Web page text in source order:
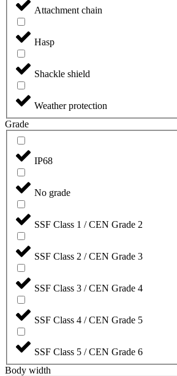
Attachment chain
Hasp
Shackle shield
Weather protection
Grade
IP68
No grade
SSF Class 1 / CEN Grade 2
SSF Class 2 / CEN Grade 3
SSF Class 3 / CEN Grade 4
SSF Class 4 / CEN Grade 5
SSF Class 5 / CEN Grade 6
Body width